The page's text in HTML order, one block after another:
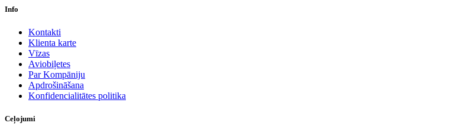
Info
Kontakti
Klienta karte
Vīzas
Aviobiļetes
Par Kompāniju
Apdrošināšana
Konfidencialitātes politika
Ceļojumi